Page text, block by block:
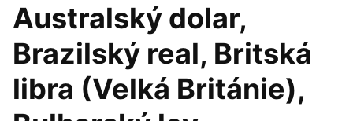
Australský dolar,
Brazilský real, Britská
libra (Velká Británie),